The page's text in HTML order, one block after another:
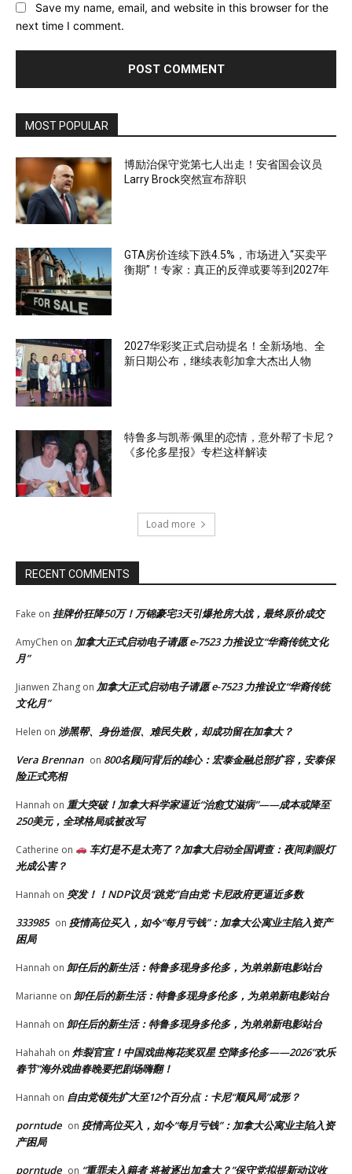
Save my name, email, and website in this browser for the
next time I comment.
MOST POPULAR
博励治保守党第七人出走！安省国会议员
Larry Brock突然宣布辞职
GTA房价连续下跌4.5%，市场进入“买卖平
衡期”！专家：真正的反弹或要等到2027年
2027华彩奖正式启动提名！全新场地、全
新日期公布，继续表彰加拿大杰出人物
特鲁多与凯蒂·佩里的恋情，意外帮了卡尼？
《多伦多星报》专栏这样解读
Load more
RECENT COMMENTS
Fake on 挂牌价狂降50万！万锦豪宅3天引爆抢房大战，最终原价成交
AmyChen on 加拿大正式启动电子请愿 e-7523 力推设立“华裔传统文化
月”
Jianwen Zhang on 加拿大正式启动电子请愿 e-7523 力推设立“华裔传统
文化月”
Helen on 涉黑帮、身份造假、难民失败，却成功留在加拿大？
Vera Brennan on 800名顾问背后的雄心：宏泰金融总部扩容，安泰保
险正式亮相
Hannah on 重大突破！加拿大科学家逼近“治愈艾滋病”——成本或降至
250美元，全球格局或被改写
Catherine on
车灯是不是太亮了？加拿大启动全国调查：夜间刺眼灯
光成公害？
Hannah on 突发！！NDP议员“跳党”自由党 卡尼政府更逼近多数
333985 on 疫情高位买入，如今“每月亏钱”：加拿大公寓业主陷入资产
困局
Hannah on 卸任后的新生活：特鲁多现身多伦多，为弟弟新电影站台
Marianne on 卸任后的新生活：特鲁多现身多伦多，为弟弟新电影站台
Hannah on 卸任后的新生活：特鲁多现身多伦多，为弟弟新电影站台
Hahahah on 炸裂官宣！中国戏曲梅花奖双星 空降多伦多——2026“欢乐
春节”海外戏曲春晚要把剧场嗨翻！
Hannah on 自由党领先扩大至12个百分点：卡尼“顺风局”成形？
porntude on 疫情高位买入，如今“每月亏钱”：加拿大公寓业主陷入资
产困局
porntude on “重罪未入籍者 将被逐出加拿大？”保守党拟提新动议收